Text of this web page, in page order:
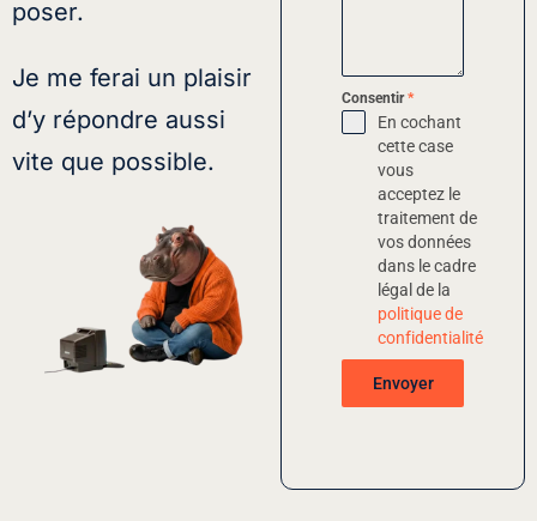
poser.
Je me ferai un plaisir
d’y répondre aussi
vite que possible.
Consentir*
En cochant
cette case
vous
acceptez le
traitement de
vos données
dans le cadre
légal de la
politique de
confidentialité
Envoyer